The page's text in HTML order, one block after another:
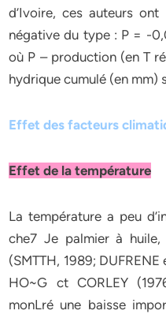
d’Ivoire, ces auteurs
négative du type : P = -
où P – production (en T
hydrique cumulé (en mm)
Effet des facteurs
Effet de la température
La température a peu
che7 Je palmier à
(SMTTH, 1989;
HO~G ct CORLEY
monLré une baisse